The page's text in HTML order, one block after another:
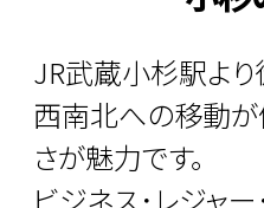
JR武蔵小杉駅よ
西南北への移動
さが魅力です。
ビジネス･レジャ